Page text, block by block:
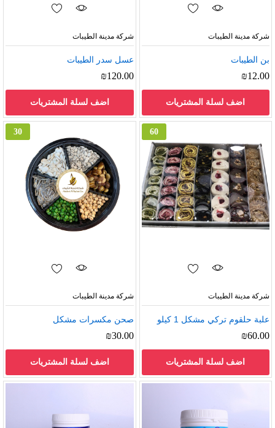
شركة مدينة الطيبات
بن الطيبات
₪12.00
اضف لسلة المشتريات
شركة مدينة الطيبات
عسل سدر الطيبات
₪120.00
اضف لسلة المشتريات
60
شركة مدينة الطيبات
علبة حلقوم تركي مشكل 1 كيلو
₪60.00
اضف لسلة المشتريات
30
شركة مدينة الطيبات
صحن مكسرات مشكل
₪30.00
اضف لسلة المشتريات